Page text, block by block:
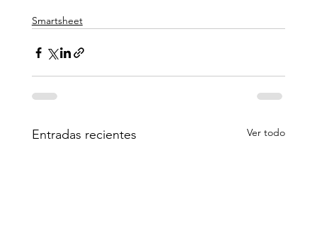
Smartsheet
Entradas recientes Ver todo